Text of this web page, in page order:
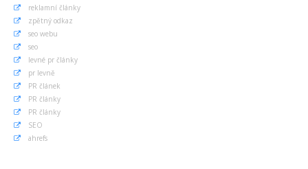
reklamní články
zpětný odkaz
seo webu
seo
levné pr články
pr levně
PR článek
PR články
PR články
SEO
ahrefs